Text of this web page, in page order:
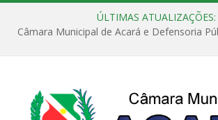
ÚLTIMAS ATUALIZAÇÕES: